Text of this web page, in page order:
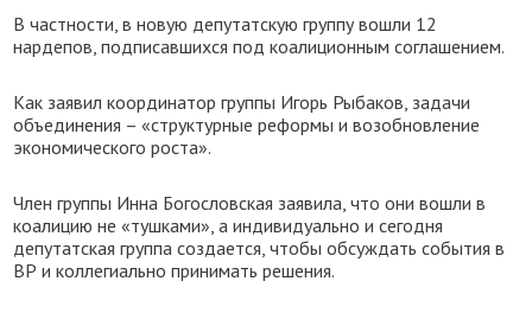
В частности, в новую депутатскую группу вошли 12
нардепов, подписавшихся под коалиционным соглашением.
Как заявил координатор группы Игорь Рыбаков, задачи
объединения – «структурные реформы и возобновление
экономического роста».
Член группы Инна Богословская заявила, что они вошли в
коалицию не «тушками», а индивидуально и сегодня
депутатская группа создается, чтобы обсуждать события в
ВР и коллегиально принимать решения.